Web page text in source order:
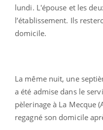
lundi. L'épouse et les
l’établissement. Ils
domicile.
La même nuit, une
a été admise dans le
pèlerinage à La Mecque
regagné son domicile